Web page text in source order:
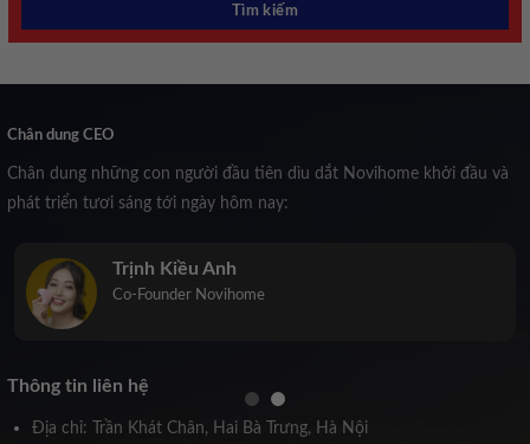
Chân dung CEO
Chân dung những con người đầu tiên dìu dắt Novihome khởi đầu và
phát triển tươi sáng tới ngày hôm nay:
Trịnh Kiều Anh
Co-Founder Novihome
Thông tin liên hệ
Địa chỉ: Trần Khát Chân, Hai Bà Trưng, Hà Nội